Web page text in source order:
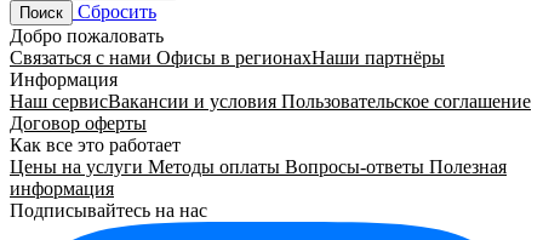
Поиск
Сбросить
Добро пожаловать
Связаться с нами Офисы в регионахНаши партнёры
Информация
Наш сервисВакансии и условия Пользовательское соглашение
Договор оферты
Как все это работает
Цены на услуги Методы оплаты Вопросы-ответы Полезная
информация
Подписывайтесь на нас